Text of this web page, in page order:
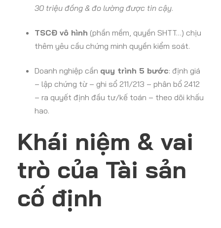
30 triệu đồng & đo lường được tin cậy.
TSCĐ vô hình (phần mềm, quyền SHTT…) chịu
thêm yêu cầu chứng minh quyền kiểm soát.
Doanh nghiệp cần quy trình 5 bước: định giá
– lập chứng từ – ghi sổ 211/213 – phân bổ 2412
– ra quyết định đầu tư/kế toán – theo dõi khấu
hao.
Khái niệm & vai
trò của Tài sản
cố định